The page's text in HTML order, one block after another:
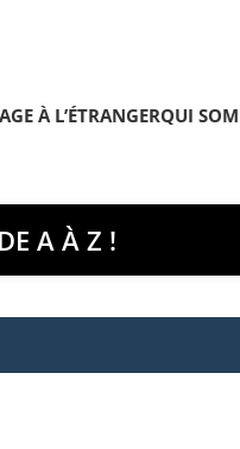
À L’ÉTRANGERQUI
A À Z !